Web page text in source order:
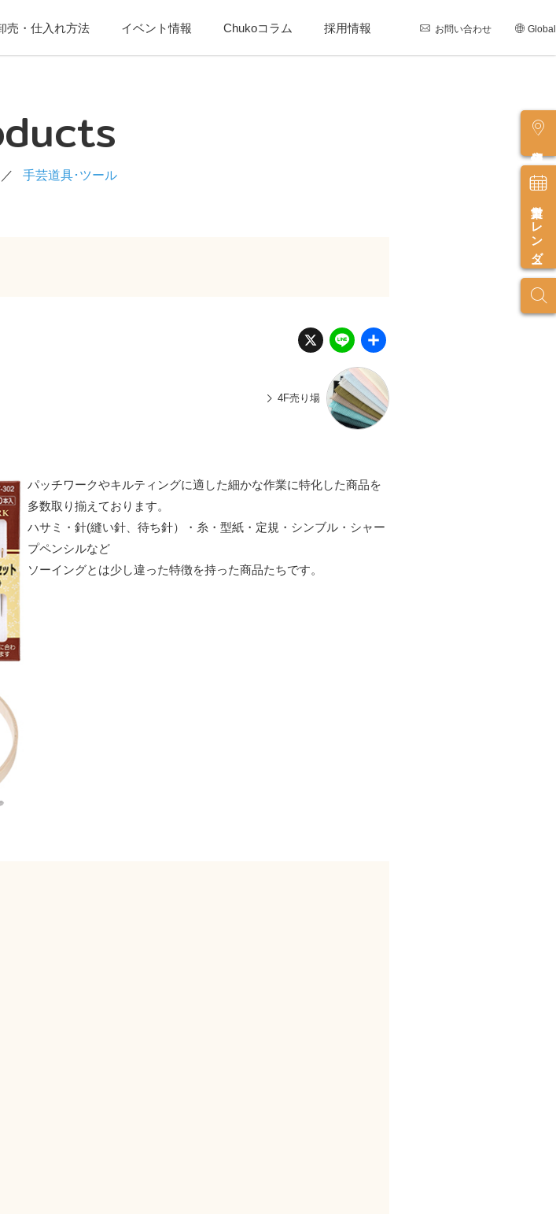
売・仕入れ方法 イベント情報 Chukoコラム 採用情報 お問い合わせ Global
営業カレンダー
手芸道具･ツール
X Li
n
e
4F売り場
パッチワークやキルティングに適した細かな作業に特化した商品を
多数取り揃えております。
ハサミ・針(縫い針、待ち針）・糸・型紙・定規・シンブル・シャー
プペンシルなど
ソーイングとは少し違った特徴を持った商品たちです。